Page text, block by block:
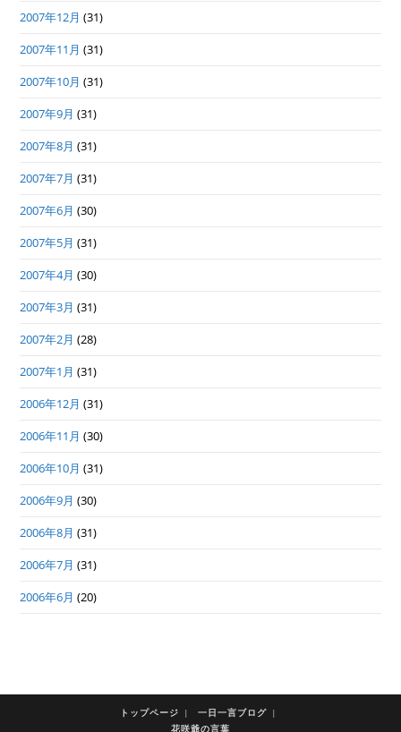
2007年12月 (31)
2007年11月 (31)
2007年10月 (31)
2007年9月 (31)
2007年8月 (31)
2007年7月 (31)
2007年6月 (30)
2007年5月 (31)
2007年4月 (30)
2007年3月 (31)
2007年2月 (28)
2007年1月 (31)
2006年12月 (31)
2006年11月 (30)
2006年10月 (31)
2006年9月 (30)
2006年8月 (31)
2006年7月 (31)
2006年6月 (20)
トップページ
一日一言ブログ
花咲爺の言葉